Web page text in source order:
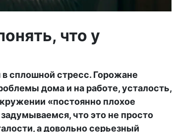
что у
сплошной стресс. Горожане
дома и на работе, усталость,
«постоянно плохое
что это не просто
а довольно серьезный